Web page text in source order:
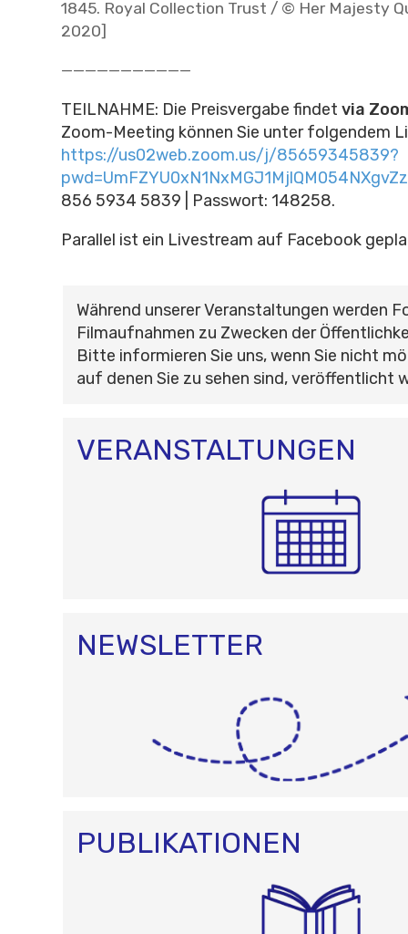
1845. Royal Collection Trust / © Her Majesty
2020]
———————————
TEILNAHME: Die Preisvergabe findet via
Zoom-Meeting können Sie unter folgendem
https://us02web.zoom.us/j/85659345839?
856 5934 5839 | Passwort: 148258.
Parallel ist ein Livestream auf Facebook
Während unserer Veranstaltungen werden
Filmaufnahmen zu Zwecken der
Bitte informieren Sie uns, wenn Sie nicht
auf denen Sie zu sehen sind, veröffentlicht
VERANSTALTUNGEN
NEWSLETTER
PUBLIKATIONEN